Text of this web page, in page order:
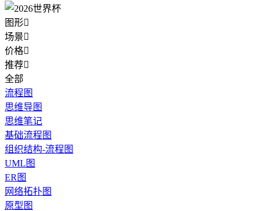
图形
场景
价格
推荐
全部
流程图
思维导图
思维笔记
基础流程图
组织结构-流程图
UML图
ER图
网络拓扑图
原型图